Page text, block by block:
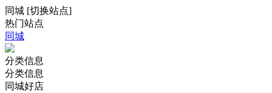
同城 [切换站点]
热门站点
同城
分类信息
分类信息
同城好店